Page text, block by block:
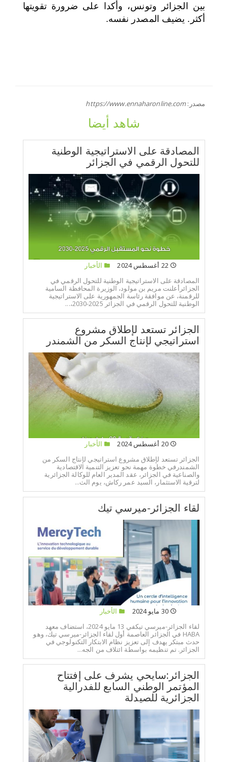
بين الجزائر وتونس، وأكدا على ضرورة تقويتها
أكثر. يضيف المصدر نفسه.
مصدر:https://www.ennaharonline.com
شاهد أيضا
المصادقة على الاستراتيجية الوطنية
للتحول الرقمي في الجزائر
22 أغسطس 2024
الأخبار
المصادقة على الاستراتيجية الوطنية للتحول الرقمي في
الجزائرأعلنت مريم بن مولود، الوزيرة المحافظة السامية
للرقمنة، عن موافقة رئاسة الجمهورية على الاستراتيجية
الوطنية للتحول الرقمي في الجزائر 2025-2030،...
الجزائر تستعد لإطلاق مشروع
استراتيجي لإنتاج السكر من الشمندر
20 أغسطس 2024
الأخبار
الجزائر تستعد لإطلاق مشروع استراتيجي لإنتاج السكر من
الشمندرفي خطوة مهمة نحو تعزيز التنمية الاقتصادية
والصناعية في الجزائر، عقد المدير العام للوكالة الجزائرية
لترقية الاستثمار، السيد عمر ركاش، يوم الث...
لقاء الجزائر-ميرسي تيك
30 مايو 2024
الأخبار
لقاء الجزائر-ميرسي تيكفي 13 مايو 2024، استضاف معهد
HABA في الجزائر العاصمة أول لقاء الجزائر-ميرسي تيك، وهو
حدث مبتكر يهدف إلى تعزيز نظام الابتكار التكنولوجي في
الجزائر. تم تنظيمه بواسطة ائتلاف من الجه...
الجزائر:سايحي يشرف على إفتتاح
المؤتمر الوطني السابع للفدرالية
الجزائرية للصيدلة